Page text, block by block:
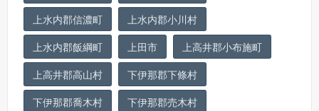
上水内郡信濃町
上水内郡小川村
上水内郡飯綱町
上田市
上高井郡小布施町
上高井郡高山村
下伊那郡下條村
下伊那郡喬木村
下伊那郡売木村